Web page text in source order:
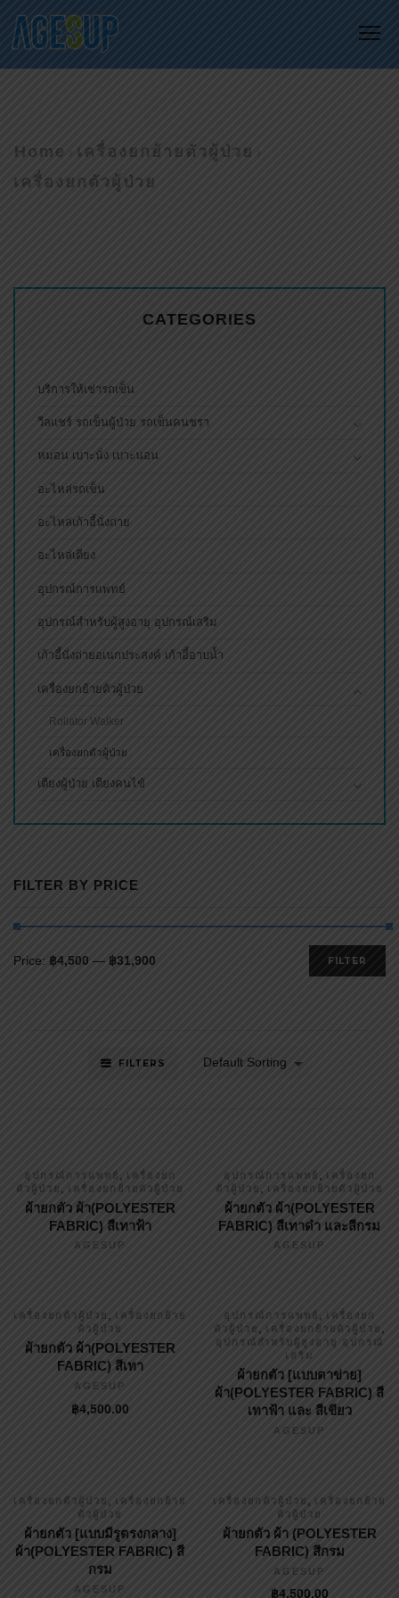
Home
เครื่องยกย้ายตัวผู้ป่วย
เครื่องยกตัวผู้ป่วย
FILTERS Default Sorting
อุปกรณ์การแพทย์
เครื่องยก
ตัวผู้ป่วย
เครื่องยกย้ายตัวผู้ป่วย
ผ้ายกตัว ผ้า(POLYESTER
FABRIC) สีเทาฟ้า
AGESUP
อุปกรณ์การแพทย์
เครื่องยก
ตัวผู้ป่วย
เครื่องยกย้ายตัวผู้ป่วย
ผ้ายกตัว ผ้า(POLYESTER
FABRIC) สีเทาดำ และสีกรม
AGESUP
เครื่องยกตัวผู้ป่วย ,
เครื่องยกย้าย
ตัวผู้ป่วย
ผ้ายกตัว ผ้า(POLYESTER
FABRIC) สีเทา
AGESUP
฿4,500.00
อุปกรณ์การแพทย์ , เครื่องยก
ตัวผู้ป่วย , เครื่องยกย้ายตัวผู้ป่วย ,
อุปกรณ์สำหรับผู้สูงอายุ อุปกรณ์
เสริม
ผ้ายกตัว [แบบตาข่าย]
ผ้า(POLYESTER FABRIC) สี
เทาฟ้า และ สีเขียว
AGESUP
เครื่องยกตัวผู้ป่วย
เครื่องยกย้าย
ตัวผู้ป่วย
ผ้ายกตัว [แบบมีรูตรงกลาง]
ผ้า(POLYESTER FABRIC) สี
กรม
AGESUP
เครื่องยกตัวผู้ป่วย
เครื่องยกย้าย
ตัวผู้ป่วย
ผ้ายกตัว ผ้า (POLYESTER
FABRIC) สีกรม
AGESUP
฿4,500.00
CATEGORIES
บริการให้เช่ารถเข็น
วีลแชร์ รถเข็นผู้ป่วย รถเข็นคนชรา
หมอน เบาะนั่ง เบาะนอน
อะไหล่รถเข็น
อะไหล่เก้าอี้นั่งถ่าย
อะไหล่เตียง
อุปกรณ์การแพทย์
อุปกรณ์สำหรับผู้สูงอายุ อุปกรณ์เสริม
เก้าอี้นั่งถ่ายอเนกประสงค์ เก้าอี้อาบน้ำ
เครื่องยกย้ายตัวผู้ป่วย
Rollator Walker
เครื่องยกตัวผู้ป่วย
เตียงผู้ป่วย เตียงคนไข้
FILTER BY PRICE
FILTER
Price: ฿4,500 — ฿31,900